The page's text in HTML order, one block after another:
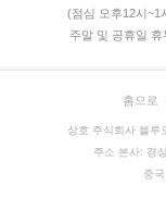
(점심 오후12시~1
주말 및 공휴일 휴
홈으로
상호 주식회사 블
주소 본사: 경
중